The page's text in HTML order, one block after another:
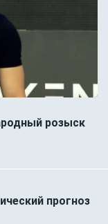
розыск
прогноз